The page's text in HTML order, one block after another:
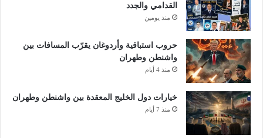
القدامي والجدد
منذ يومين
حروب استباقية وأردوغان يقرّب المسافات بين
واشنطن وطهران
منذ 4 أيام
خيارات دول الخليج المعقدة بين واشنطن وطهران
منذ 7 أيام